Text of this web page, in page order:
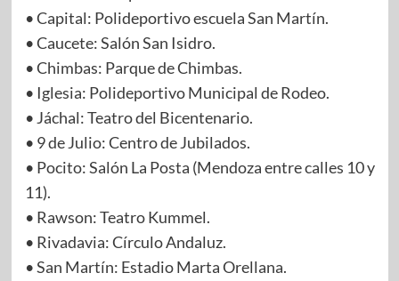
• Capital: Polideportivo escuela San Martín.
• Caucete: Salón San Isidro.
• Chimbas: Parque de Chimbas.
• Iglesia: Polideportivo Municipal de Rodeo.
• Jáchal: Teatro del Bicentenario.
• 9 de Julio: Centro de Jubilados.
• Pocito: Salón La Posta (Mendoza entre calles 10 y
11).
• Rawson: Teatro Kummel.
• Rivadavia: Círculo Andaluz.
• San Martín: Estadio Marta Orellana.